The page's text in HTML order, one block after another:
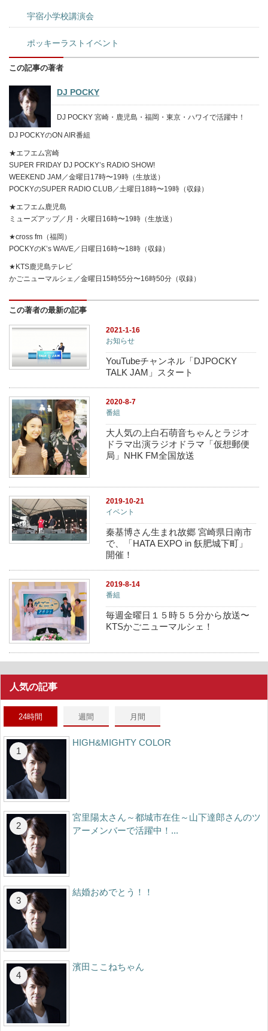
宇宿小学校講演会
ポッキーラストイベント
この記事の著者
DJ POCKY
DJ POCKY 宮崎・鹿児島・福岡・東京・ハワイで活躍中！
DJ POCKYのON AIR番組
★エフエム宮崎
SUPER FRIDAY DJ POCKY’s RADIO SHOW!
WEEKEND JAM／金曜日17時〜19時（生放送）
POCKYのSUPER RADIO CLUB／土曜日18時〜19時（収録）
★エフエム鹿児島
ミューズアップ／月・火曜日16時〜19時（生放送）
★cross fm（福岡）
POCKYのK’s WAVE／日曜日16時〜18時（収録）
★KTS鹿児島テレビ
かごニューマルシェ／金曜日15時55分〜16時50分（収録）
この著者の最新の記事
2021-1-16
お知らせ
YouTubeチャンネル「DJPOCKY
TALK JAM」スタート
2020-8-7
番組
大人気の上白石萌音ちゃんとラジオ
ドラマ出演ラジオドラマ「仮想郵便
局」NHK FM全国放送
2019-10-21
イベント
秦基博さん生まれ故郷 宮崎県日南市
で、「HATA EXPO in 飫肥城下町」
開催！
2019-8-14
番組
毎週金曜日１５時５５分から放送〜
KTSかごニューマルシェ！
人気の記事
24時間 週間 月間
HIGH&MIGHTY COLOR
宮里陽太さん～都城市在住～山下達郎さんのツ
アーメンバーで活躍中！...
結婚おめでとう！！
濱田ここねちゃん